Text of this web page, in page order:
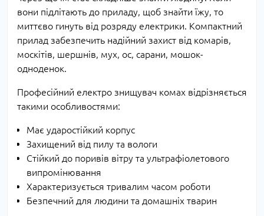
вони підлітають до приладу, щоб знайти їжу, то
миттєво гинуть від розряду електрики. Компактний
прилад забезпечить надійний захист від комарів,
москітів, шершнів, мух, ос, сарани, мошок-
одноденок.
Професійний електро знищувач комах відрізняється
такими особливостями:
Має ударостійкий корпус
Захищений від пилу та вологи
Стійкий до поривів вітру та ультрафіолетового
випромінювання
Характеризується тривалим часом роботи
Безпечний для людини та домашніх тварин